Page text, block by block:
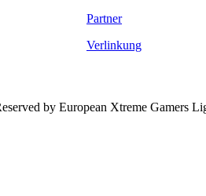
Partner
Verlinkung
by European Xtreme Gamers